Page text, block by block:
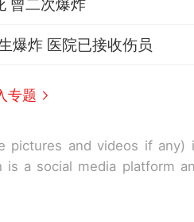
爆炸 医院已接收伤员
专题
pictures and videos if any)
a social media platform